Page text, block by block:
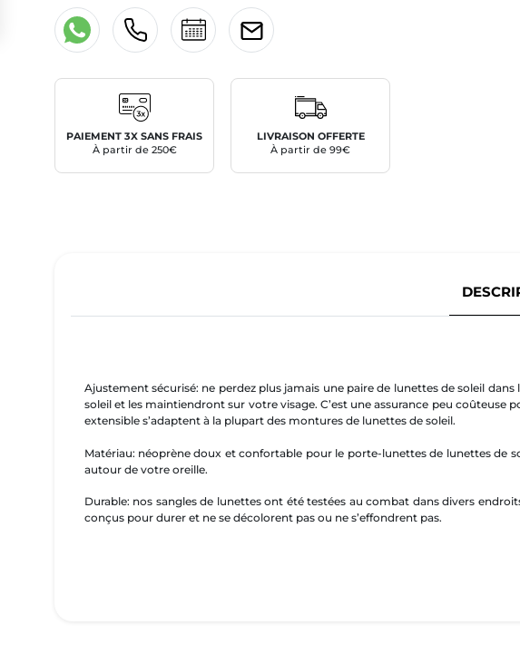
PAIEMENT 3X SANS FRAIS
À partir de 250€
LIVRAISON OFFERTE
À partir de 99€
Ajustement sécurisé: ne perdez plus jamais une paire de lunettes de soleil
soleil et les maintiendront sur votre visage. C’est une assurance peu
extensible s’adaptent à la plupart des montures de lunettes de soleil.
Matériau: néoprène doux et confortable pour le porte-lunettes de lunettes de
autour de votre oreille.
Durable: nos sangles de lunettes ont été testées au combat dans divers
conçus pour durer et ne se décolorent pas ou ne s’effondrent pas.